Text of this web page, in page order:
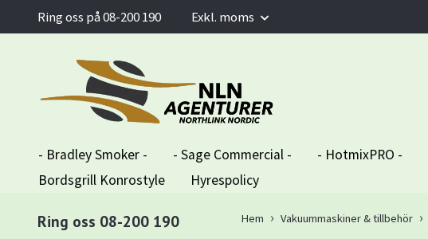
Ring oss på 08-200 190 Exkl. moms
- Bradley Smoker - - Sage Commercial - - HotmixPRO -
Bordsgrill Konrostyle
Hyrespolicy
Ring oss 08-200 190 Hem Vakuummaskiner & tillbehör